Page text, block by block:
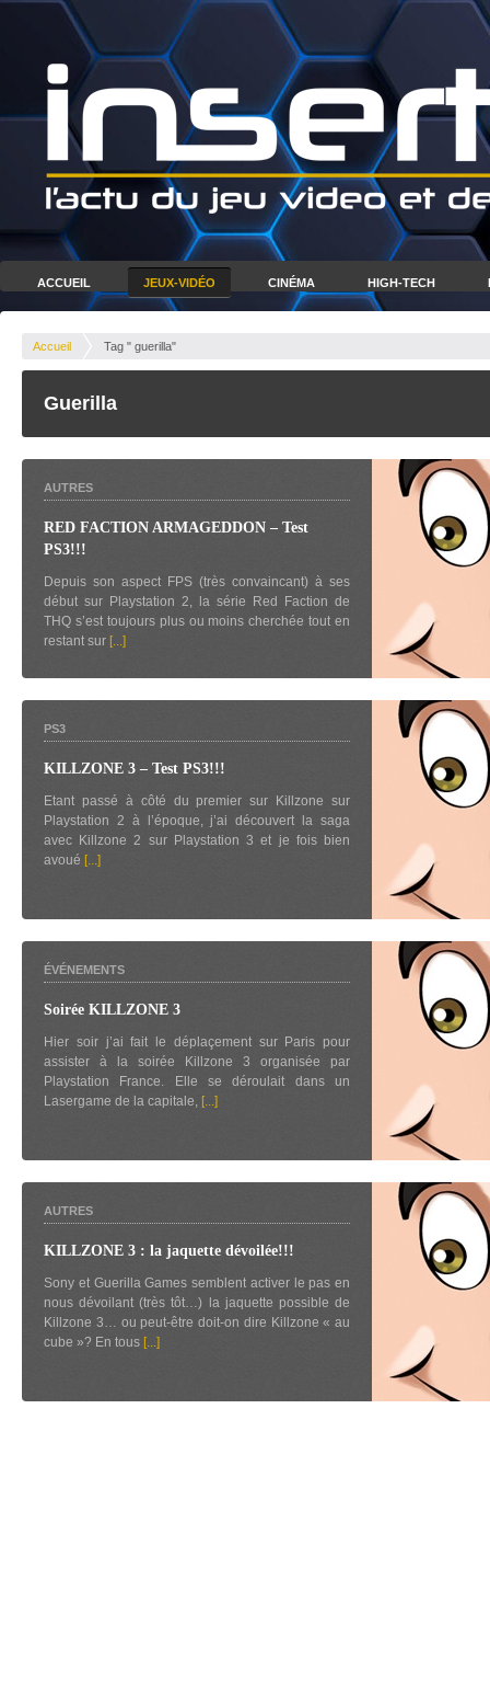
ACCUEIL JEUX-VIDÉO CINÉMA HIGH-TECH
Accueil Tag " guerilla"
Guerilla
AUTRES
RED FACTION ARMAGEDDON – Test
PS3!!!
Depuis son aspect FPS (très convaincant) à ses
début sur Playstation 2, la série Red Faction de
THQ s’est toujours plus ou moins cherchée tout en
restant sur [...]
PS3
KILLZONE 3 – Test PS3!!!
Etant passé à côté du premier sur Killzone sur
Playstation 2 à l’époque, j’ai découvert la saga
avec Killzone 2 sur Playstation 3 et je fois bien
avoué [...]
ÉVÉNEMENTS
Soirée KILLZONE 3
Hier soir j’ai fait le déplaçement sur Paris pour
assister à la soirée Killzone 3 organisée par
Playstation France. Elle se déroulait dans un
Lasergame de la capitale, [...]
AUTRES
KILLZONE 3 : la jaquette dévoilée!!!
Sony et Guerilla Games semblent activer le pas en
nous dévoilant (très tôt…) la jaquette possible de
Killzone 3… ou peut-être doit-on dire Killzone « au
cube »? En tous [...]